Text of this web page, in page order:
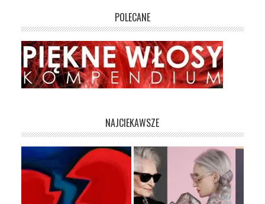
POLECANE
NAJCIEKAWSZE